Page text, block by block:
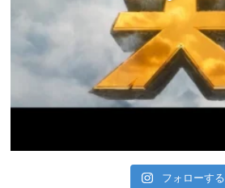
フォローする